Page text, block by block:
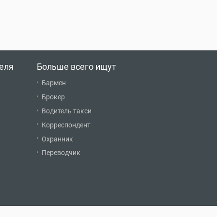
Больше всего ищут
Бармен
Брокер
Водитель такси
Корреспондент
Охранник
Переводчик